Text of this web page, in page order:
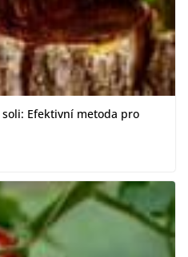
Efektivní metoda pro